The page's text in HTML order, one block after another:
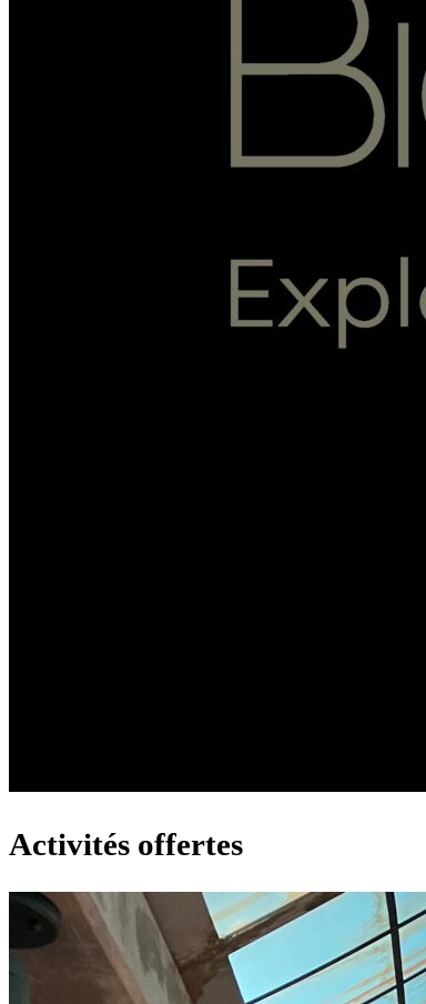
Activités offertes